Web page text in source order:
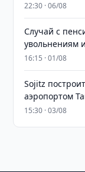
22:30 · 06/08
Случай с
увольнениям
16:15 · 01/08
Sojitz
аэропортом
15:30 · 03/08